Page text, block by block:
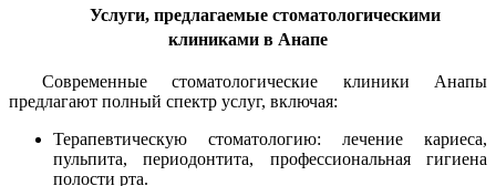
Услуги, предлагаемые стоматологическими
клиниками в Анапе
Современные стоматологические клиники Анапы
предлагают полный спектр услуг, включая:
Терапевтическую стоматологию: лечение кариеса,
пульпита, периодонтита, профессиональная гигиена
полости рта.